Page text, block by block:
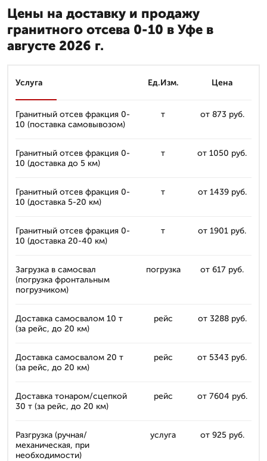
Цены на доставку и продажу
гранитного отсева 0-10 в Уфе в
августе 2026 г.
Услуга Ед.Изм. Цена
Гранитный отсев фракция 0-
10 (поставка самовывозом)
т от 873 руб.
Гранитный отсев фракция 0-
10 (доставка до 5 км)
т от 1050 руб.
Гранитный отсев фракция 0-
10 (доставка 5-20 км)
т от 1439 руб.
Гранитный отсев фракция 0-
10 (доставка 20-40 км)
т от 1901 руб.
Загрузка в самосвал
(погрузка фронтальным
погрузчиком)
погрузка от 617 руб.
Доставка самосвалом 10 т
(за рейс, до 20 км)
рейс от 3288 руб.
Доставка самосвалом 20 т
(за рейс, до 20 км)
рейс от 5343 руб.
Доставка тонаром/сцепкой
30 т (за рейс, до 20 км)
рейс от 7604 руб.
Разгрузка (ручная/
механическая, при
необходимости)
услуга от 925 руб.